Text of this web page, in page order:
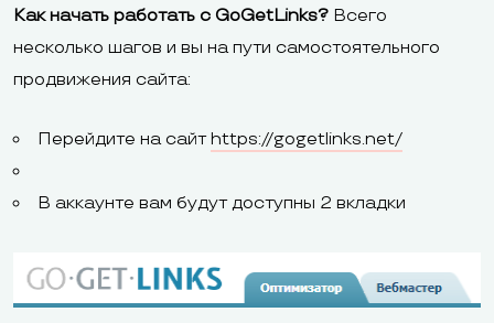
Как начать работать с GoGetLinks? Всего
несколько шагов и вы на пути самостоятельного
продвижения сайта:
Перейдите на сайтhttps://gogetlinks.net/
В аккаунте вам будут доступны 2 вкладки